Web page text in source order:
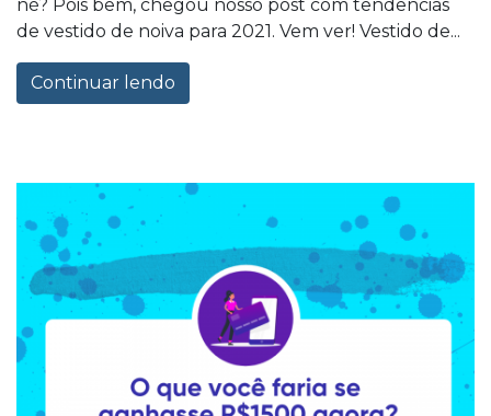
né? Pois bem, chegou nosso post com tendências
de vestido de noiva para 2021. Vem ver! Vestido de...
Continuar lendo